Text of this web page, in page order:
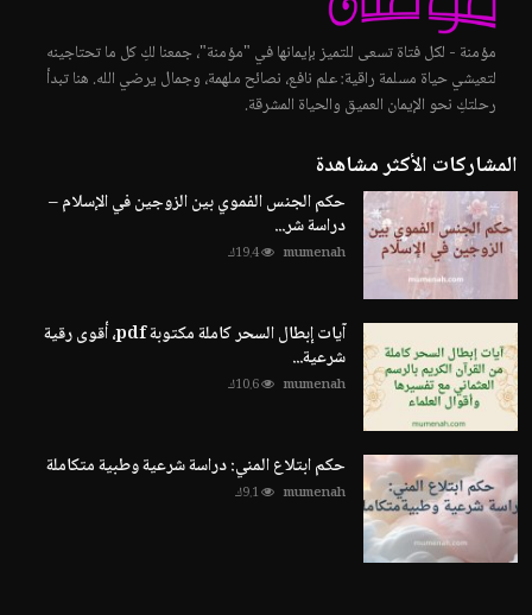
مؤمنة - لكل فتاة تسعى للتميز بإيمانها في "مؤمنة"، جمعنا لكِ كل ما تحتاجينه
لتعيشي حياة مسلمة راقية: علم نافع، نصائح ملهمة، وجمال يرضي الله. هنا تبدأ
رحلتكِ نحو الإيمان العميق والحياة المشرقة.
المشاركات الأكثر مشاهدة
حكم الجنس الفموي بين الزوجين في الإسلام –
دراسة شر...
mumenah
آيات إبطال السحر كاملة مكتوبة pdf، أقوى رقية
شرعية...
mumenah
حكم ابتلاع المني: دراسة شرعية وطبية متكاملة
mumenah